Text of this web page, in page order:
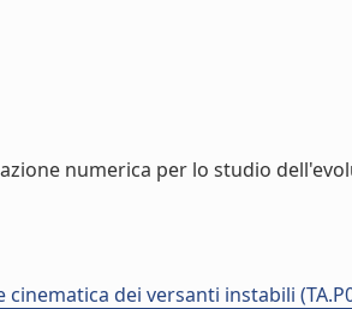
numerica per lo studio
dei versanti instabili